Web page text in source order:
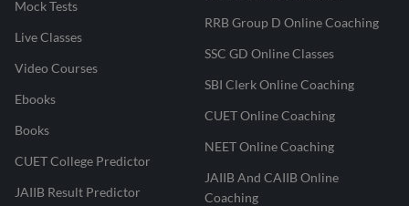
Mock Tests
Live Classes
Video Courses
Ebooks
Books
CUET College Predictor
JAIIB Result Predictor
RRB Group D Online Coaching
SSC GD Online Classes
SBI Clerk Online Coaching
CUET Online Coaching
NEET Online Coaching
JAIIB And CAIIB Online
Coaching